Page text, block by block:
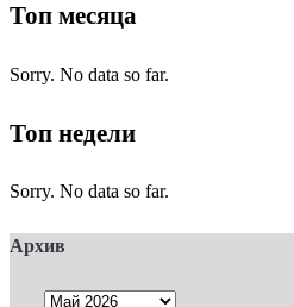
Топ месяца
Sorry. No data so far.
Топ недели
Sorry. No data so far.
Архив